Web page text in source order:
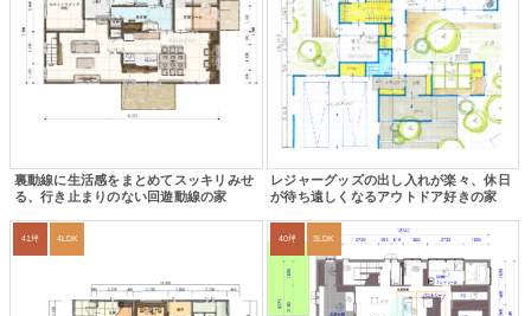
裏動線に生活感をまとめてスッキリみせ
る、行き止まりのない回遊動線の家
レジャーグッズの出し入れが楽々、休日
が待ち遠しくなるアウトドア好きの家
41坪 4LDK 40坪 3LDK